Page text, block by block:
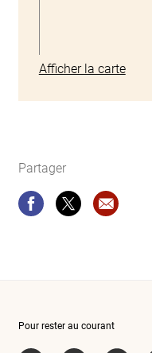
Afficher la carte
Partager
PartagerPartager
Pour rester au courant